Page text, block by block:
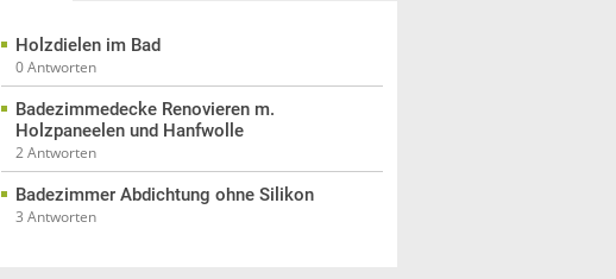
Holzdielen im Bad
0 Antworten
Badezimmedecke Renovieren m.
Holzpaneelen und Hanfwolle
2 Antworten
Badezimmer Abdichtung ohne Silikon
3 Antworten